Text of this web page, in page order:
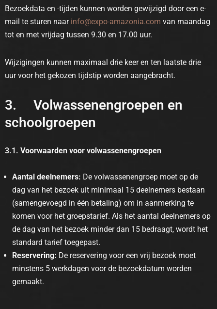
Bezoekdata en -tijden kunnen worden gewijzigd door een e-
mail te sturen naar info@expo-amazonia.com van maandag
tot en met vrijdag tussen 9.30 en 17.00 uur.
Wijzigingen kunnen maximaal drie keer en ten laatste drie
uur voor het gekozen tijdstip worden aangebracht.
3. Volwassenengroepen en
schoolgroepen
3.1. Voorwaarden voor volwassenengroepen
Aantal deelnemers: De volwassenengroep moet op de
dag van het bezoek uit minimaal 15 deelnemers bestaan
(samengevoegd in één betaling) om in aanmerking te
komen voor het groepstarief. Als het aantal deelnemers op
de dag van het bezoek minder dan 15 bedraagt, wordt het
standard tarief toegepast.
Reservering: De reservering voor een vrij bezoek moet
minstens 5 werkdagen voor de bezoekdatum worden
gemaakt.